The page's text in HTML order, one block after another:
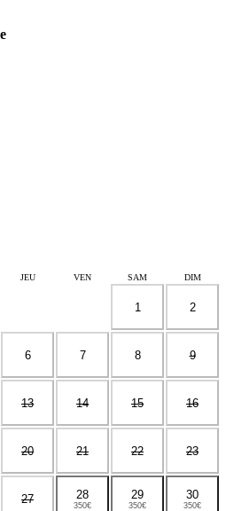
JEU VEN SAM DIM
1 2
6 7 8 9
13 14 15 16
20 21 22 23
27 28
350€
29
350€
30
350€